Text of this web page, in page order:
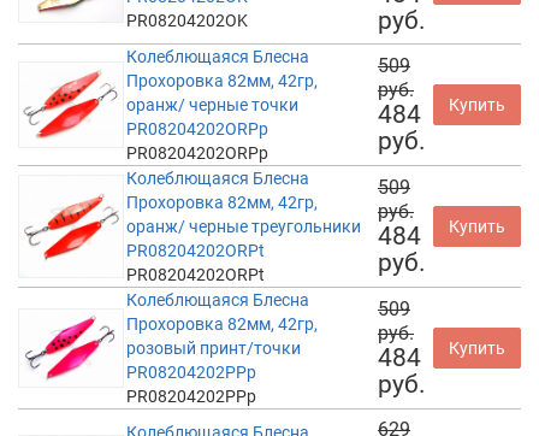
PR08204202OK
руб.
Колеблющаяся Блесна
Прохоровка 82мм, 42гр,
оранж/ черные точки
PR08204202ORPp
PR08204202ORPp
509
руб.
484
руб.
Купить
Колеблющаяся Блесна
Прохоровка 82мм, 42гр,
оранж/ черные треугольники
PR08204202ORPt
PR08204202ORPt
509
руб.
484
руб.
Купить
Колеблющаяся Блесна
Прохоровка 82мм, 42гр,
розовый принт/точки
PR08204202PPp
PR08204202PPp
509
руб.
484
руб.
Купить
629